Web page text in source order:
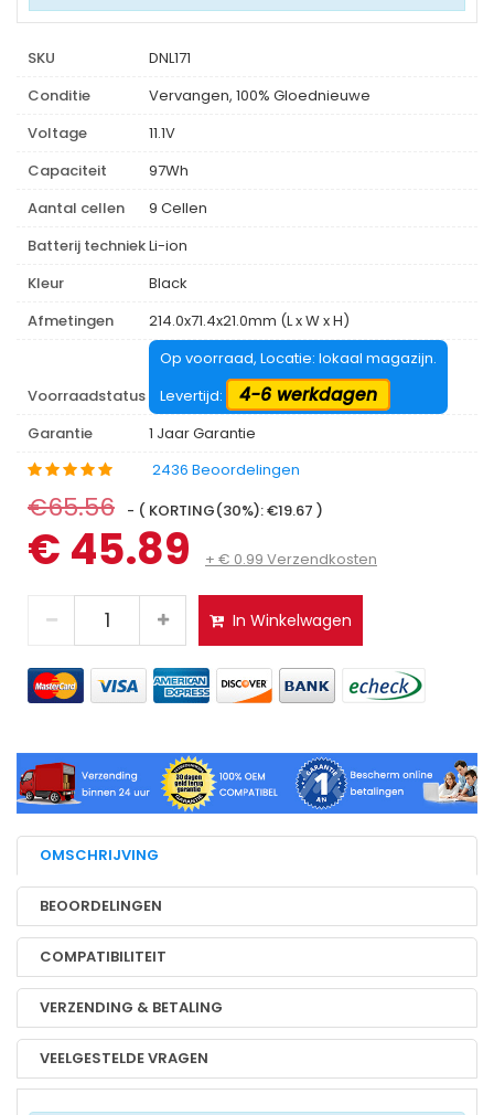
SKU
DNL171
Conditie
Vervangen, 100% Gloednieuwe
Voltage
11.1V
Capaciteit
97Wh
Aantal cellen
9 Cellen
Batterij techniekLi-ion
Kleur
Black
Afmetingen
214.0x71.4x21.0mm (L x W x H)
Voorraadstatus
Op voorraad, Locatie: lokaal magazijn.
Levertijd:
4-6 werkdagen
Garantie
1 Jaar Garantie
2436 Beoordelingen
€65.56 - ( KORTING(30%): €19.67 )
€ 45.89 + € 0.99 Verzendkosten
In Winkelwagen
OMSCHRIJVING
BEOORDELINGEN
COMPATIBILITEIT
VERZENDING & BETALING
VEELGESTELDE VRAGEN